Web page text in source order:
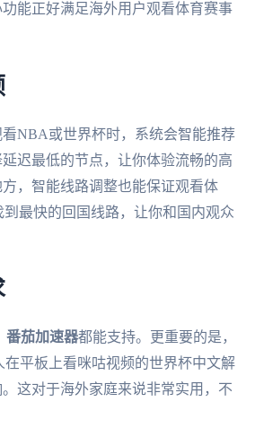
能正好满足海外用户观看体育赛事
NBA或世界杯时，系统会智能推荐
迟最低的节点，让你体验流畅的高
，智能线路调整也能保证观看体
到最快的回国线路，让你和国内观众
番茄加速器都能支持。更重要的是，
平板上看咪咕视频的世界杯中文解
这对于海外家庭来说非常实用，不